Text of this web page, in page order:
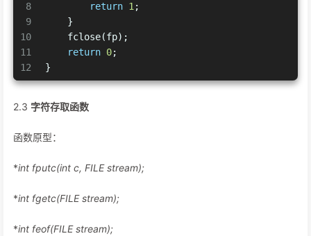
8
9
10
11
12
return 1 ;
    }
    fclose(fp);
return 0;
}
2.3 字符存取函数
函数原型：
*int fputc(int c, FILEstream);
*int fgetc(FILEstream);
*int feof(FILEstream);